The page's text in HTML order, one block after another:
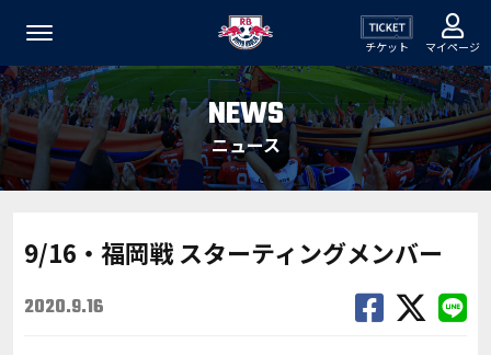
チケット マイページ
NEWS
ニュース
9/16・福岡戦 スターティングメンバー
2020.9.16